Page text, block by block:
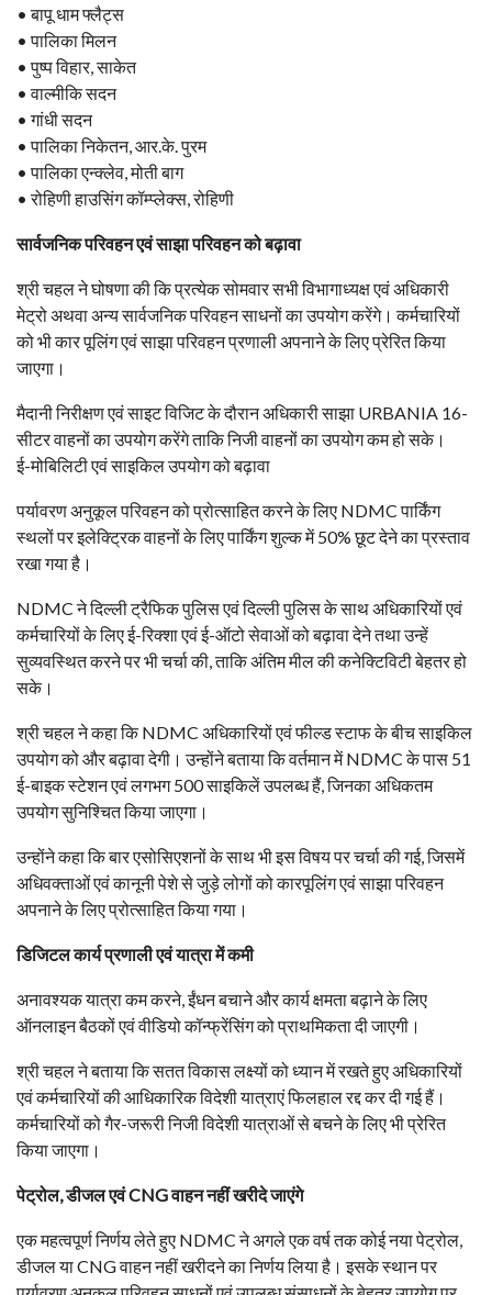
• बापू धाम फ्लैट्स
• पालिका मिलन
• पुष्प विहार, साकेत
• वाल्मीकि सदन
• गांधी सदन
• पालिका निकेतन, आर.के. पुरम
• पालिका एन्क्लेव, मोती बाग
• रोहिणी हाउसिंग कॉम्प्लेक्स, रोहिणी
सार्वजनिक परिवहन एवं साझा परिवहन को बढ़ावा
श्री चहल ने घोषणा की कि प्रत्येक सोमवार सभी विभागाध्यक्ष एवं अधिकारी
मेट्रो अथवा अन्य सार्वजनिक परिवहन साधनों का उपयोग करेंगे। कर्मचारियों
को भी कार पूलिंग एवं साझा परिवहन प्रणाली अपनाने के लिए प्रेरित किया
जाएगा।
मैदानी निरीक्षण एवं साइट विजिट के दौरान अधिकारी साझा URBANIA 16-
सीटर वाहनों का उपयोग करेंगे ताकि निजी वाहनों का उपयोग कम हो सके।
ई-मोबिलिटी एवं साइकिल उपयोग को बढ़ावा
पर्यावरण अनुकूल परिवहन को प्रोत्साहित करने के लिए NDMC पार्किंग
स्थलों पर इलेक्ट्रिक वाहनों के लिए पार्किंग शुल्क में 50% छूट देने का प्रस्ताव
रखा गया है।
NDMC ने दिल्ली ट्रैफिक पुलिस एवं दिल्ली पुलिस के साथ अधिकारियों एवं
कर्मचारियों के लिए ई-रिक्शा एवं ई-ऑटो सेवाओं को बढ़ावा देने तथा उन्हें
सुव्यवस्थित करने पर भी चर्चा की, ताकि अंतिम मील की कनेक्टिविटी बेहतर हो
सके।
श्री चहल ने कहा कि NDMC अधिकारियों एवं फील्ड स्टाफ के बीच साइकिल
उपयोग को और बढ़ावा देगी। उन्होंने बताया कि वर्तमान में NDMC के पास 51
ई-बाइक स्टेशन एवं लगभग 500 साइकिलें उपलब्ध हैं, जिनका अधिकतम
उपयोग सुनिश्चित किया जाएगा।
उन्होंने कहा कि बार एसोसिएशनों के साथ भी इस विषय पर चर्चा की गई, जिसमें
अधिवक्ताओं एवं कानूनी पेशे से जुड़े लोगों को कारपूलिंग एवं साझा परिवहन
अपनाने के लिए प्रोत्साहित किया गया।
डिजिटल कार्य प्रणाली एवं यात्रा में कमी
अनावश्यक यात्रा कम करने, ईंधन बचाने और कार्य क्षमता बढ़ाने के लिए
ऑनलाइन बैठकों एवं वीडियो कॉन्फ्रेंसिंग को प्राथमिकता दी जाएगी।
श्री चहल ने बताया कि सतत विकास लक्ष्यों को ध्यान में रखते हुए अधिकारियों
एवं कर्मचारियों की आधिकारिक विदेशी यात्राएं फिलहाल रद्द कर दी गई हैं।
कर्मचारियों को गैर-जरूरी निजी विदेशी यात्राओं से बचने के लिए भी प्रेरित
किया जाएगा।
पेट्रोल, डीजल एवं CNG वाहन नहीं खरीदे जाएंगे
एक महत्वपूर्ण निर्णय लेते हुए NDMC ने अगले एक वर्ष तक कोई नया पेट्रोल,
डीजल या CNG वाहन नहीं खरीदने का निर्णय लिया है। इसके स्थान पर